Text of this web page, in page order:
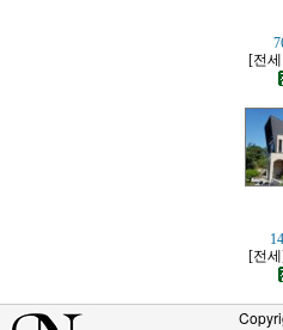
[전
정
[전